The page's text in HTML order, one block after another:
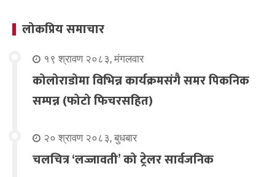
लोकप्रिय समाचार
१९ श्रावण २०८३, मंगलवार
कोलोराडोमा विभिन्न कार्यक्रमसंगै समर पिकनिक
सम्पन्न (फोटो फिचरसहित)
२० श्रावण २०८३, बुधबार
चलचित्र ‘लज्जावती’ को ट्रेलर सार्वजनिक